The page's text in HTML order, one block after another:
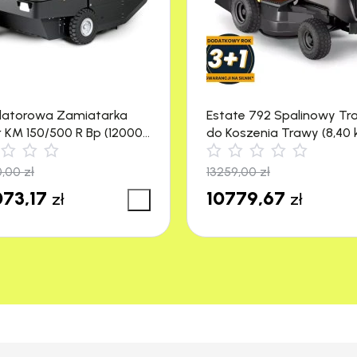
czy będzie pasować do Twojego
w szczególności wyświetlane przez dany
zestawu jest dokładnie opisana w
telefonicznie lub poprzez korespondencje e-
Zamiatarka
KM 150/500 R Bp (12000
zł
zł
Estate 792 Spalinowy
do Koszenia Trawy (8,40
4500 m²) Stiga
13259,00zł
10779,67 zł